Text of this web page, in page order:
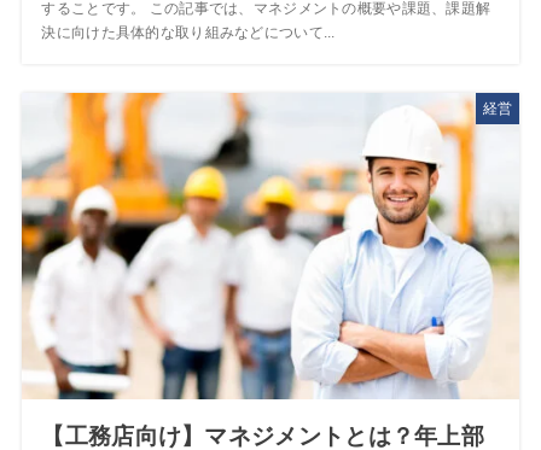
することです。 この記事では、マネジメントの概要や課題、課題解
決に向けた具体的な取り組みなどについて...
経営
【工務店向け】マネジメントとは？年上部